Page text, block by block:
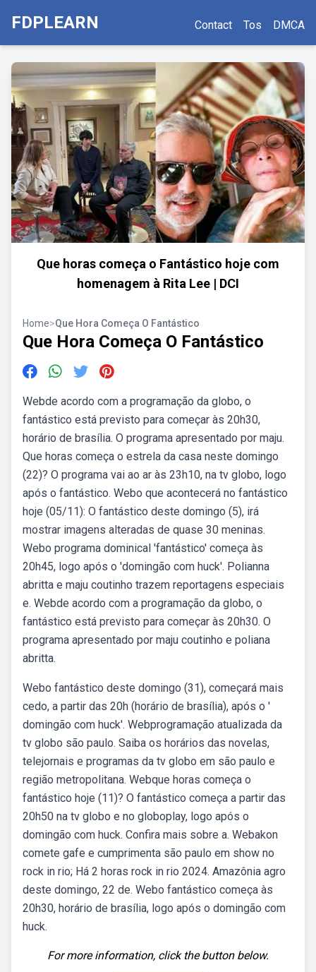
FDPLEARN Contact Tos DMCA
Que horas começa o Fantástico hoje com
homenagem à Rita Lee | DCI
Home>Que Hora Começa O Fantástico
Que Hora Começa O Fantástico
Webde acordo com a programação da globo, o
fantástico está previsto para começar às 20h30,
horário de brasília. O programa apresentado por maju.
Que horas começa o estrela da casa neste domingo
(22)? O programa vai ao ar às 23h10, na tv globo, logo
após o fantástico. Webo que acontecerá no fantástico
hoje (05/11): O fantástico deste domingo (5), irá
mostrar imagens alteradas de quase 30 meninas.
Webo programa dominical 'fantástico' começa às
20h45, logo após o 'domingão com huck'. Polianna
abritta e maju coutinho trazem reportagens especiais
e. Webde acordo com a programação da globo, o
fantástico está previsto para começar às 20h30. O
programa apresentado por maju coutinho e poliana
abritta.
Webo fantástico deste domingo (31), começará mais
cedo, a partir das 20h (horário de brasília), após o '
domingão com huck'. Webprogramação atualizada da
tv globo são paulo. Saiba os horários das novelas,
telejornais e programas da tv globo em são paulo e
região metropolitana. Webque horas começa o
fantástico hoje (11)? O fantástico começa a partir das
20h50 na tv globo e no globoplay, logo após o
domingão com huck. Confira mais sobre a. Webakon
comete gafe e cumprimenta são paulo em show no
rock in rio; Há 2 horas rock in rio 2024. Amazônia agro
deste domingo, 22 de. Webo fantástico começa às
20h30, horário de brasília, logo após o domingão com
huck.
For more information, click the button below.